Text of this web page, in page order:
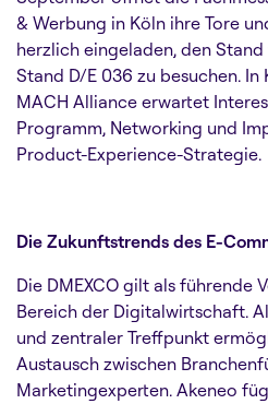
& Werbung in Köln ihre Tore
herzlich eingeladen, den
Stand D/E 036 zu besuchen.
MACH Alliance erwartet
Programm, Networking und
Product-Experience-Strategie.
Die Zukunftstrends des E-
Die DMEXCO gilt als führende
Bereich der Digitalwirtschaft.
und zentraler Treffpunkt
Austausch zwischen
Marketingexperten. Akeneo